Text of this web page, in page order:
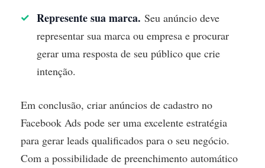
Represente sua marca. Seu anúncio deve
representar sua marca ou empresa e procurar
gerar uma resposta de seu público que crie
intenção.
Em conclusão, criar anúncios de cadastro no
Facebook Ads pode ser uma excelente estratégia
para gerar leads qualificados para o seu negócio.
Com a possibilidade de preenchimento automático